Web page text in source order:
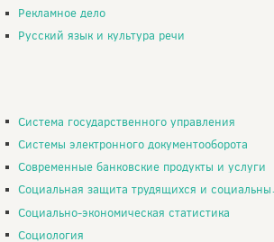
Рекламное дело
Русский язык и культура речи
Система государственного управления
Системы электронного документооборота
Современные банковские продукты и услуги
Социальная защита трудящихся и социальные стандарты
Социально-экономическая статистика
Социология